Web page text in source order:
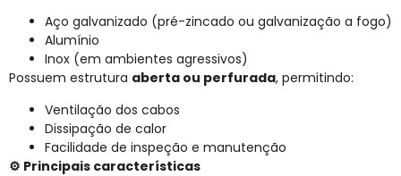
Aço galvanizado (pré-zincado ou galvanização a fogo)
Alumínio
Inox (em ambientes agressivos)
Possuem estrutura aberta ou perfurada, permitindo:
Ventilação dos cabos
Dissipação de calor
Facilidade de inspeção e manutenção
⚙️ Principais características